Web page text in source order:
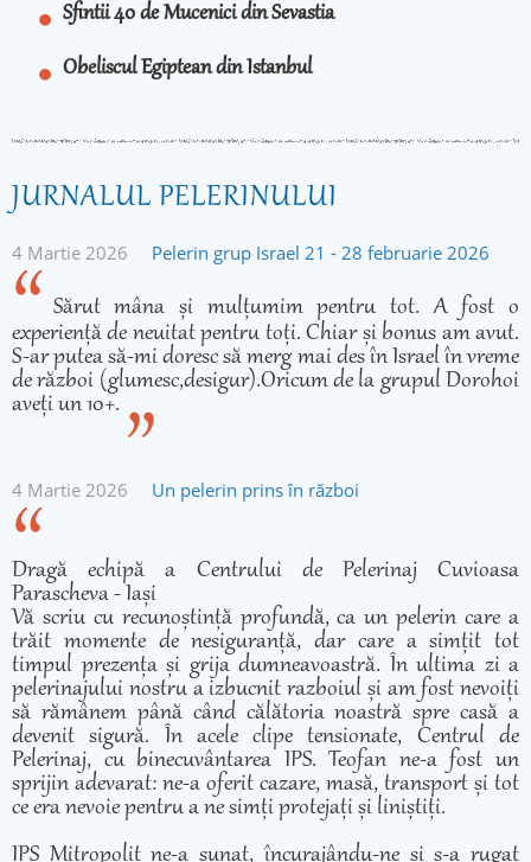
Sfintii 40 de Mucenici din Sevastia
Obeliscul Egiptean din Istanbul
JURNALUL PELERINULUI
4 Martie 2026 Pelerin grup Israel 21 - 28 februarie 2026
Sărut mâna și mulțumim pentru tot. A fost o
experiență de neuitat pentru toți. Chiar și bonus am avut.
S-ar putea să-mi doresc să merg mai des în Israel în vreme
de război (glumesc,desigur).Oricum de la grupul Dorohoi
aveți un 10+.
4 Martie 2026 Un pelerin prins în război
Dragă echipă a Centrului de Pelerinaj Cuvioasa
Parascheva - Iași
Vă scriu cu recunoștință profundă, ca un pelerin care a
trăit momente de nesiguranță, dar care a simțit tot
timpul prezența și grija dumneavoastră. În ultima zi a
pelerinajului nostru a izbucnit razboiul și am fost nevoiți
să rămânem până când călătoria noastră spre casă a
devenit sigură. În acele clipe tensionate, Centrul de
Pelerinaj, cu binecuvântarea IPS. Teofan ne-a fost un
sprijin adevarat: ne-a oferit cazare, masă, transport și tot
ce era nevoie pentru a ne simți protejați și liniștiți.
IPS Mitropolit ne-a sunat, încurajându-ne și s-a rugat